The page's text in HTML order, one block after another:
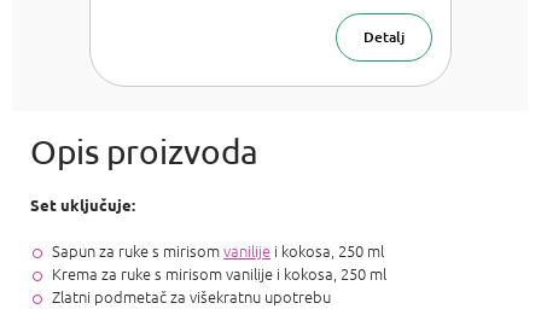
Detalj
Set uključuje:
Sapun za ruke s mirisomvanilije i kokosa, 250 ml
Krema za ruke s mirisom vanilije i kokosa, 250 ml
Zlatni podmetač za višekratnu upotrebu